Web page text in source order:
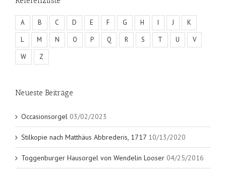
A B C D E F G H I J
K
L
M N O P Q R S T U
V
W
Z
Neueste Beiträge
Occasionsorgel 03/02/2023
Stilkopie nach Matthäus Abbrederis, 1717 10/13/2020
Toggenburger Hausorgel von Wendelin Looser 04/25/2016